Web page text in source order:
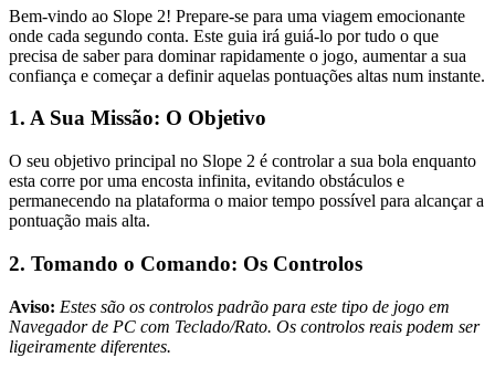
Bem-vindo ao Slope 2! Prepare-se para uma viagem emocionante
onde cada segundo conta. Este guia irá guiá-lo por tudo o que
precisa de saber para dominar rapidamente o jogo, aumentar a sua
confiança e começar a definir aquelas pontuações altas num instante.
1. A Sua Missão: O Objetivo
O seu objetivo principal no Slope 2 é controlar a sua bola enquanto
esta corre por uma encosta infinita, evitando obstáculos e
permanecendo na plataforma o maior tempo possível para alcançar a
pontuação mais alta.
2. Tomando o Comando: Os Controlos
Aviso: Estes são os controlos padrão para este tipo de jogo em
Navegador de PC com Teclado/Rato. Os controlos reais podem ser
ligeiramente diferentes.